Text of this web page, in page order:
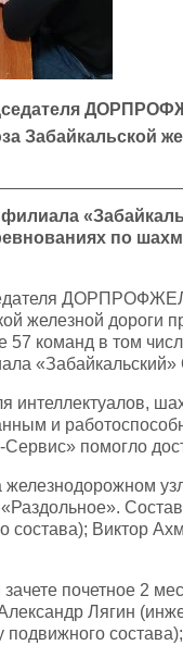
Забайкальской
по
железной дороги
57 команд в том
интеллектуалов,
и
помогло
железнодорожном
состава); Виктор
почетное 2
Лягин
подвижного